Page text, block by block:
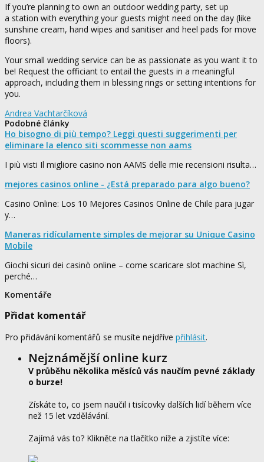
If you’re planning to own an outdoor wedding party, set up
a station with everything your guests might need on the day (like
sunshine cream, hand wipes and sanitiser and heel pads for move
floors).
Your small wedding service can be as passionate as you want it to
be! Request the officiant to entail the guests in a meaningful
approach, including them in blessing rings or setting intentions for
you.
Andrea Vachtarčíková
Podobné články
Ho bisogno di più tempo? Leggi questi suggerimenti per
eliminare la elenco siti scommesse non aams
I più visti Il migliore casino non AAMS delle mie recensioni risulta…
mejores casinos online - ¿Está preparado para algo bueno?
Casino Online: Los 10 Mejores Casinos Online de Chile para jugar
y…
Maneras ridículamente simples de mejorar su Unique Casino
Mobile
Giochi sicuri dei casinò online – come scaricare slot machine Sì,
perché…
Komentáře
Přidat komentář
Pro přidávání komentářů se musíte nejdříve přihlásit.
Nejznámější online kurz
V průběhu několika měsíců vás naučím pevné základy
o burze!
Získáte to, co jsem naučil i tisícovky dalších lidí během více
než 15 let vzdělávání.
Zajímá vás to? Klikněte na tlačítko níže a zjistíte více: